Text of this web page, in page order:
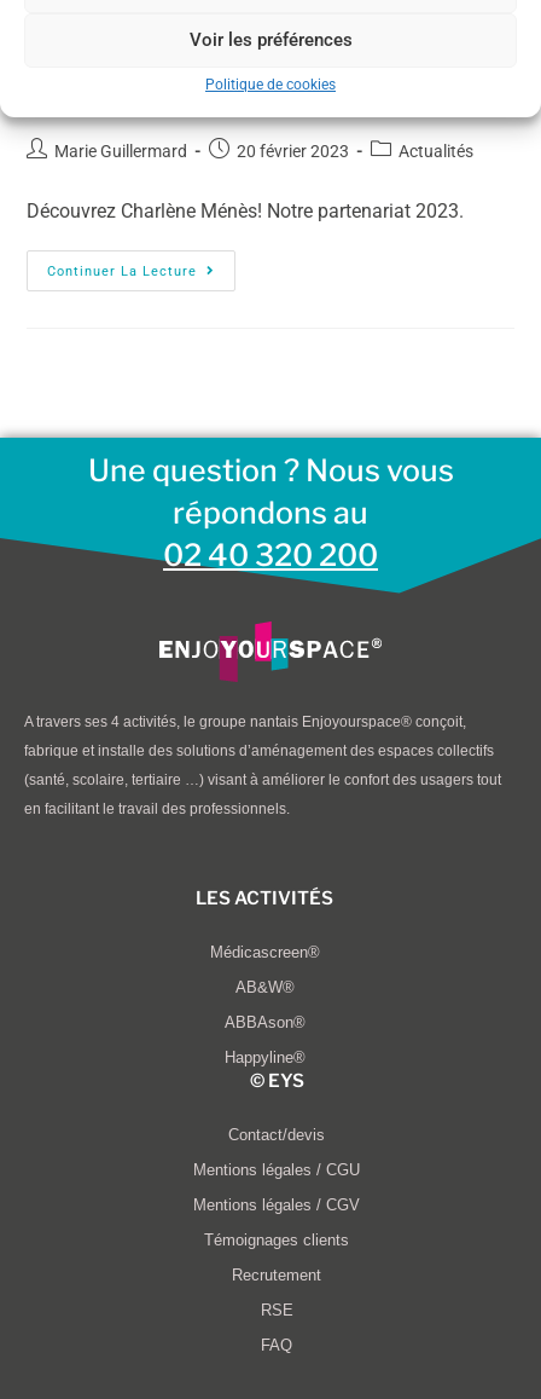
Voir les préférences
Politique de cookies
Partenariat – Charlène Ménès
Marie Guillermard 20 février 2023 Actualités
Découvrez Charlène Ménès! Notre partenariat 2023.
Continuer La Lecture
Une question ? Nous vous
répondons au
02 40 320 200
A travers ses 4 activités, le groupe nantais Enjoyourspace® conçoit,
fabrique et installe des solutions d’aménagement des espaces collectifs
(santé, scolaire, tertiaire …) visant à améliorer le confort des usagers tout
en facilitant le travail des professionnels.
LES ACTIVITÉS
Médicascreen®
AB&W®
ABBAson®
Happyline®
© EYS​
Contact/devis
Mentions légales / CGU
Mentions légales / CGV
Témoignages clients
Recrutement
RSE
FAQ